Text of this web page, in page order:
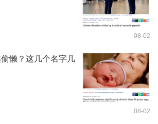
08-02
懒？这几个名字几
08-02